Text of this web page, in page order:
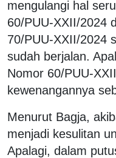
mengulangi hal
60/PUU-XXII/2024
70/PUU-XXII/2024
sudah berjalan.
Nomor 60/PUU-
kewenangannya
Menurut Bagja,
menjadi kesulitan
Apalagi, dalam